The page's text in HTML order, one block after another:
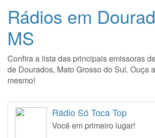
Rádios em
MS
Confira a lista das principais emissoras
de Dourados, Mato Grosso do Sul. Ouça
mesmo!
Rádio Só Toca Top
Você em primeiro lugar!